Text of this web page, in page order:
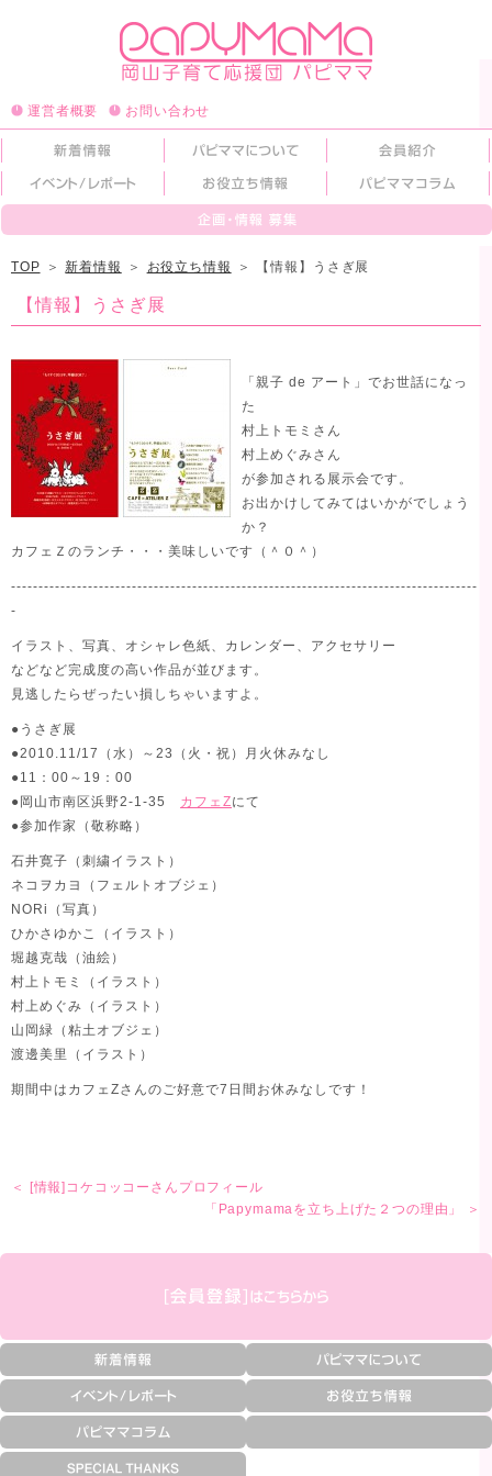
運営者概要 お問い合わせ
TOP ＞ 新着情報 ＞ お役立ち情報 ＞ 【情報】うさぎ展
【情報】うさぎ展
「親子 de アート」でお世話になっ
た
村上トモミさん
村上めぐみさん
が参加される展示会です。
お出かけしてみてはいかがでしょう
か？
カフェＺのランチ・・・美味しいです（＾０＾）
-------------------------------------------------------------------------------------
-
イラスト、写真、オシャレ色紙、カレンダー、アクセサリー
などなど完成度の高い作品が並びます。
見逃したらぜったい損しちゃいますよ。
●うさぎ展
●2010.11/17（水）～23（火・祝）月火休みなし
●11：00～19：00
●岡山市南区浜野2-1-35 カフェZにて
●参加作家（敬称略）
石井寛子（刺繍イラスト）
ネコヲカヨ（フェルトオブジェ）
NORi（写真）
ひかさゆかこ（イラスト）
堀越克哉（油絵）
村上トモミ（イラスト）
村上めぐみ（イラスト）
山岡緑（粘土オブジェ）
渡邊美里（イラスト）
期間中はカフェZさんのご好意で7日間お休みなしです！
＜ [情報]コケコッコーさんプロフィール
「Papymamaを立ち上げた２つの理由」 ＞